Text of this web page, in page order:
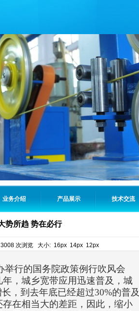
业务介绍 产品展示 技术交流
势所趋 势在必行
次浏览 大小: 16px 14px 12px
举行的国务院政策例行吹风会
年，城乡宽带应用迅速普及，城
，到去年底已经超过30%的普及
在相当大的差距，因此，缩小